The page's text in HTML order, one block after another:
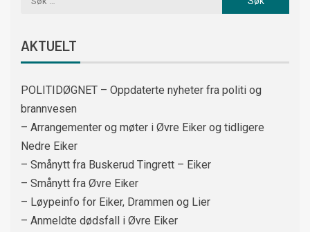
AKTUELT
POLITIDØGNET – Oppdaterte nyheter fra politi og
brannvesen
– Arrangementer og møter i Øvre Eiker og tidligere
Nedre Eiker
– Smånytt fra Buskerud Tingrett – Eiker
– Smånytt fra Øvre Eiker
– Løypeinfo for Eiker, Drammen og Lier
– Anmeldte dødsfall i Øvre Eiker